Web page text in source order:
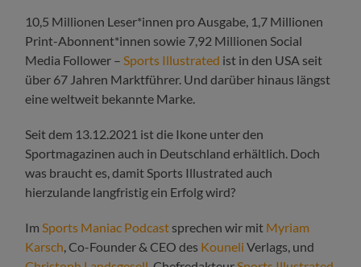
10,5 Millionen Leser*innen pro Ausgabe, 1,7 Millionen
Print-Abonnent*innen sowie 7,92 Millionen Social
Media Follower –Sports Illustrated ist in den USA seit
über 67 Jahren Marktführer. Und darüber hinaus längst
eine weltweit bekannte Marke.
Seit dem 13.12.2021 ist die Ikone unter den
Sportmagazinen auch in Deutschland erhältlich. Doch
was braucht es, damit Sports Illustrated auch
hierzulande langfristig ein Erfolg wird?
ImSports Maniac Podcast sprechen wir mit Myriam
Karsch, Co-Founder & CEO des Kouneli Verlags, und